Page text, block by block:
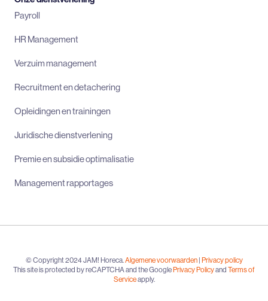
Payroll
HR Management
Verzuim management
Recruitment en detachering
Opleidingen en trainingen
Juridische dienstverlening
Premie en subsidie optimalisatie
Management rapportages
© Copyright 2024 JAM! Horeca. Algemene voorwaarden| Privacy policy
This site is protected by reCAPTCHA and the GooglePrivacy Policyand Terms of
Serviceapply.